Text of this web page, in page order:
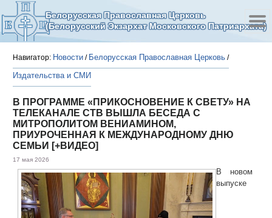
Белорусская Православная Церковь
(Белорусский Экзархат Московского Патриархата)
Навигатор: Новости / Белорусская Православная Церковь /
Издательства и СМИ
В ПРОГРАММЕ «ПРИКОСНОВЕНИЕ К СВЕТУ» НА
ТЕЛЕКАНАЛЕ СТВ ВЫШЛА БЕСЕДА С
МИТРОПОЛИТОМ ВЕНИАМИНОМ,
ПРИУРОЧЕННАЯ К МЕЖДУНАРОДНОМУ ДНЮ
СЕМЬИ [+ВИДЕО]
17 мая 2026
В новом
выпуске